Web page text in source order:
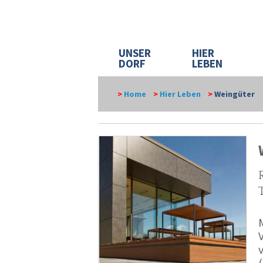
UNSER
DORF
HIER
LEBEN
> Home > Hier Leben >Weingüter